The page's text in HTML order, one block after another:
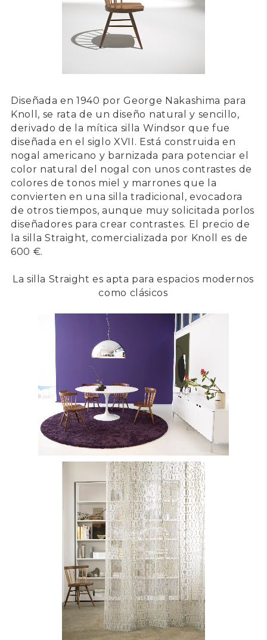
Diseñada en1940 porGeorge Nakashima para
Knoll , se rata de un diseño natural y sencillo,
derivado de la mítica silla Windsor que fue
diseñada en el siglo XVII. Está construida en
nogal americano y barnizada para potenciar el
color natural del nogal con unos contrastes de
colores de tonos miel y marrones que la
convierten en una silla tradicional, evocadora
de otros tiempos, aunque muy solicitada porlos
diseñadores para crear contrastes. El precio de
lasilla Straight, comercializada por Knoll es de
600 €.
La silla Straight es apta para espacios modernos
como clásicos